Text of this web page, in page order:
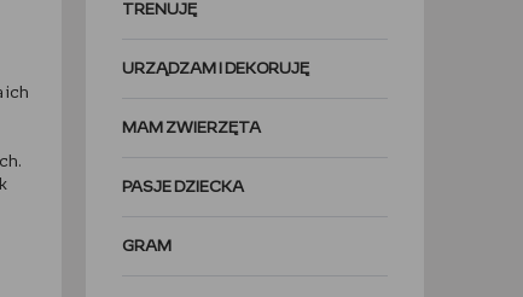
ich
TRENUJĘ
URZĄDZAM I DEKORUJĘ
MAM ZWIERZĘTA
PASJE DZIECKA
GRAM